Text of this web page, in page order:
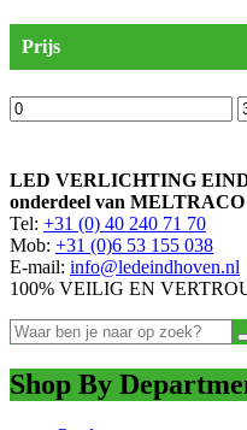
Prijs
Min.
prijs
LED VERLICHTING
onderdeel van
Tel: +31 (0) 40 240 71 70
Mob: +31 (0)6 53 155 038
E-mail: info@ledeindhoven.nl
100% VEILIG EN
Shop By